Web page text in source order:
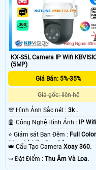
KX-S5L Camera IP Wifi
(5MP)
Giá Bán: 5%-35%
Giá gốc: liên hệ
💯 Hình Ảnh Sắc nét : 3k .
🤖️ Công Nghệ Hình Ảnh : IP
⭐ Giám sát Ban Đêm : Full Color
30m Có Màu Ban Ðêm.
👑 Cấu Tạo Camera Xoay 360.
️⇝ Đặt Điểm : Thu Âm Và Loa.